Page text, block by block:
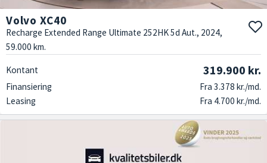
Volvo XC40
Recharge Extended Range Ultimate 252HK 5d Aut., 2024,
59.000 km.
Kontant 319.900 kr.
Finansiering
Fra 3.378 kr./md.
Leasing
Fra 4.700 kr./md.